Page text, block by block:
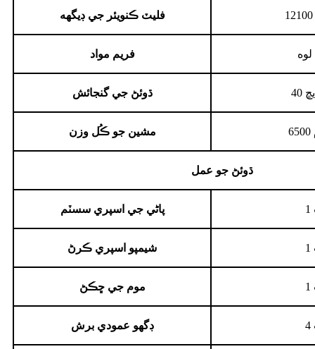
فليٽ ڪنويئر جي ڊيگهه
فريم مواد
ڌوئڻ جي گنجائش
مشين جو ڪُل وزن
ڌوئڻ جو عمل
پاڻي جي اسپري سسٽم
شيمپو اسپري ڪرڻ
موم جي ڇڪڻ
ڊگهو عمودي برش